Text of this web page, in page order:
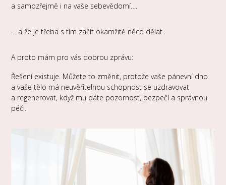
a samozřejmě i na vaše sebevědomí….
… a že je třeba s tím začít okamžitě něco dělat.
A proto mám pro vás dobrou zprávu:
Řešení existuje. Můžete to změnit, protože vaše pánevní dno
a vaše tělo má neuvěřitelnou schopnost se uzdravovat
a regenerovat, když mu dáte pozornost, bezpečí a správnou
péči.